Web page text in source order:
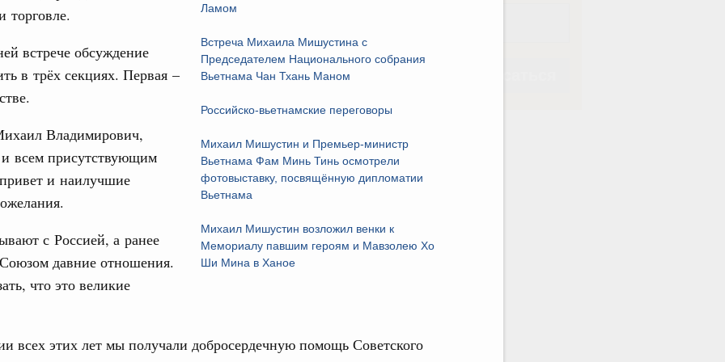
Ламом
Встреча Михаила Мишустина с
Председателем Национального собрания
Вьетнама Чан Тхань Маном
Российско-вьетнамские переговоры
Михаил Мишустин и Премьер-министр
Вьетнама Фам Минь Тинь осмотрели
фотовыставку, посвящённую дипломатии
Вьетнама
Михаил Мишустин возложил венки к
Мемориалу павшим героям и Мавзолею Хо
Ши Мина в Ханое
торговле.
встрече обсуждение
в трёх секциях. Первая –
Владимирович,
всем присутствующим
и наилучшие
с Россией, а ранее
давние отношения.
что это великие
всех этих лет мы получали добросердечную помощь Советского
поздравили российскую сборную с
область
инфраструктуры построили и
кредитам
госпрограмм повысит эффективность
правкомиссии по ликвидации последствий
Email